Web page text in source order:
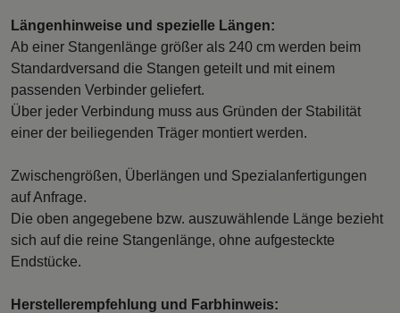
Längenhinweise und spezielle Längen:
Ab einer Stangenlänge größer als 240 cm werden beim
Standardversand die Stangen geteilt und mit einem
passenden Verbinder geliefert.
Über jeder Verbindung muss aus Gründen der Stabilität
einer der beiliegenden Träger montiert werden.
Zwischengrößen, Überlängen und Spezialanfertigungen
auf Anfrage.
Die oben angegebene bzw. auszuwählende Länge bezieht
sich auf die reine Stangenlänge, ohne aufgesteckte
Endstücke.
Herstellerempfehlung und Farbhinweis: